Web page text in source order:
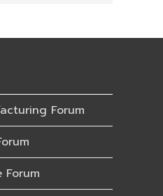
Forum
Forum